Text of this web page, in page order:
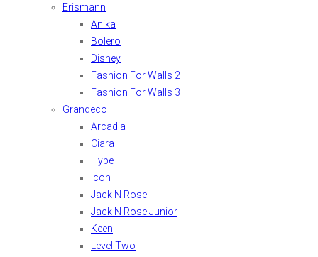
Erismann
Anika
Bolero
Disney
Fashion For Walls 2
Fashion For Walls 3
Grandeco
Arcadia
Ciara
Hype
Icon
Jack N Rose
Jack N Rose Junior
Keen
Level Two